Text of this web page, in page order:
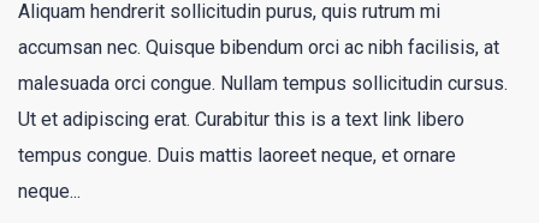
Aliquam hendrerit sollicitudin purus, quis rutrum mi
accumsan nec. Quisque bibendum orci ac nibh facilisis, at
malesuada orci congue. Nullam tempus sollicitudin cursus.
Ut et adipiscing erat. Curabitur this is a text link libero
tempus congue. Duis mattis laoreet neque, et ornare
neque...